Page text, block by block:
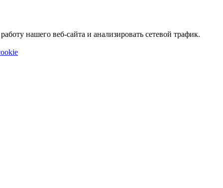
нашего веб-сайта и анализировать сетевой трафик.